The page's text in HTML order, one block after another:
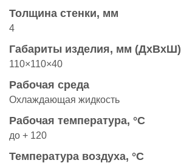
Толщина стенки, мм
4
Габариты изделия, мм (ДхВхШ)
110×110×40
Рабочая среда
Охлаждающая жидкость
Рабочая температура, °С
до + 120
Температура воздуха, °С